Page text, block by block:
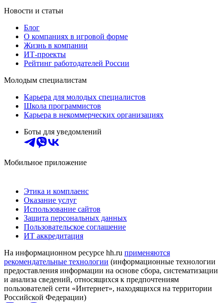
Новости и статьи
Блог
О компаниях в игровой форме
Жизнь в компании
ИТ-проекты
Рейтинг работодателей России
Молодым специалистам
Карьера для молодых специалистов
Школа программистов
Карьера в некоммерческих организациях
Боты для уведомлений
Мобильное приложение
Этика и комплаенс
Оказание услуг
Использование сайтов
Защита персональных данных
Пользовательское соглашение
ИТ аккредитация
На информационном ресурсе hh.ru применяются
рекомендательные технологии (информационные технологии
предоставления информации на основе сбора, систематизации
и анализа сведений, относящихся к предпочтениям
пользователей сети «Интернет», находящихся на территории
Российской Федерации)